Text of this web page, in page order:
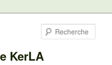
KerLA